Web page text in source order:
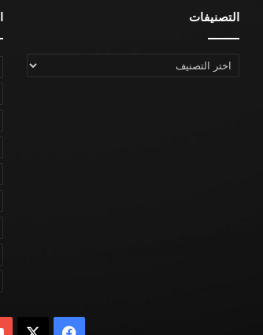
التصنيفات
التصنيفات
فيسبوك